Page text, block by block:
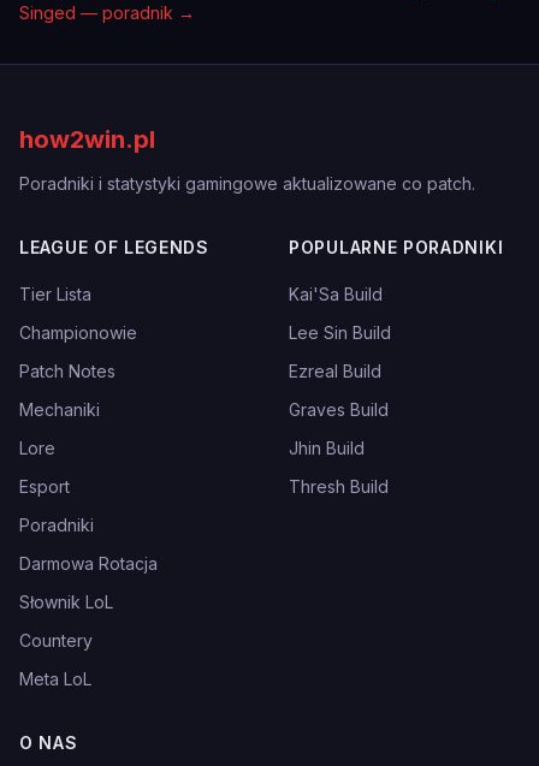
Singed — poradnik →
how2win.pl
Poradniki i statystyki gamingowe aktualizowane co patch.
LEAGUE OF LEGENDS
Tier Lista
Championowie
Patch Notes
Mechaniki
Lore
Esport
Poradniki
Darmowa Rotacja
Słownik LoL
Countery
Meta LoL
POPULARNE PORADNIKI
Kai'Sa Build
Lee Sin Build
Ezreal Build
Graves Build
Jhin Build
Thresh Build
O NAS